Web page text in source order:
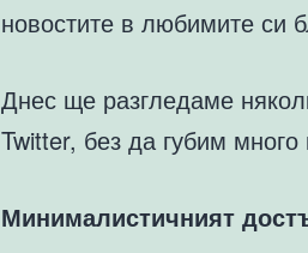
новостите в любимите си
Днес ще разгледаме
Twitter, без да губим
Минималистичният